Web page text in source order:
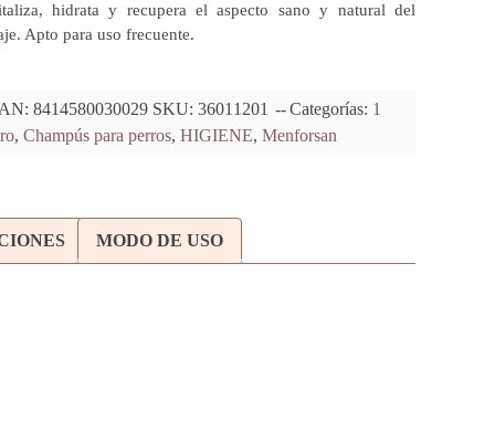
hidrata y recupera el aspecto sano y natural del
Apto para uso frecuente.
8414580030029 SKU: 36011201 Categorías: 1
, Champús para perros, HIGIENE, Menforsan
MODO DE USO